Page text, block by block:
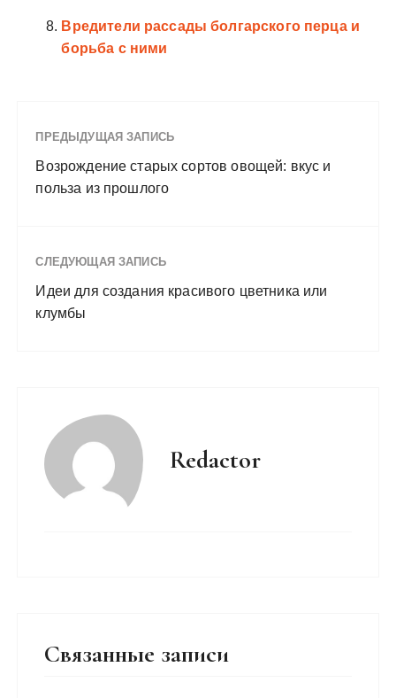
Вредители рассады болгарского перца и
борьба с ними
ПРЕДЫДУЩАЯ ЗАПИСЬ
Возрождение старых сортов овощей: вкус и
польза из прошлого
СЛЕДУЮЩАЯ ЗАПИСЬ
Идеи для создания красивого цветника или
клумбы
Redactor
Связанные записи